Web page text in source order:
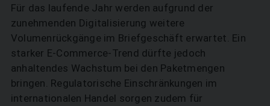
Für das laufende Jahr werden aufgrund der
zunehmenden Digitalisierung weitere
Volumenrückgänge im Briefgeschäft erwartet. Ein
starker E-Commerce-Trend dürfte jedoch
anhaltendes Wachstum bei den Paketmengen
bringen. Regulatorische Einschränkungen im
internationalen Handel sorgen zudem für